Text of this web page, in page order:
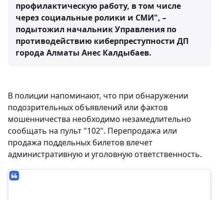
профилактическую работу, в том числе
через социальные ролики и СМИ", –
подытожил начальник Управления по
противодействию киберпреступности ДП
города Алматы Анес Калдыбаев.
В полиции напоминают, что при обнаружении
подозрительных объявлений или фактов
мошенничества необходимо незамедлительно
сообщать на пульт "102". Перепродажа или
продажа поддельных билетов влечет
административную и уголовную ответственность.